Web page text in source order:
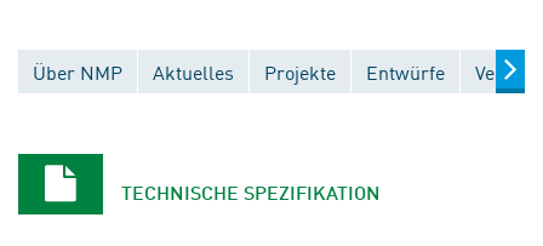
Über NMP Aktuelles Projekte Entwürfe
TECHNISCHE SPEZIFIKATION